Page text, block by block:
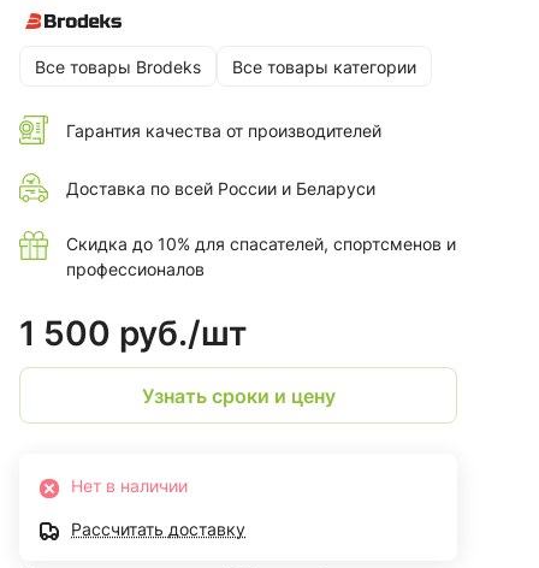
Все товары Brodeks Все товары категории
Гарантия качества от производителей
Доставка по всей России и Беларуси
Скидка до 10% для спасателей, спортсменов и
профессионалов
1 500 руб./шт
Узнать сроки и цену
Нет в наличии
Рассчитать доставку